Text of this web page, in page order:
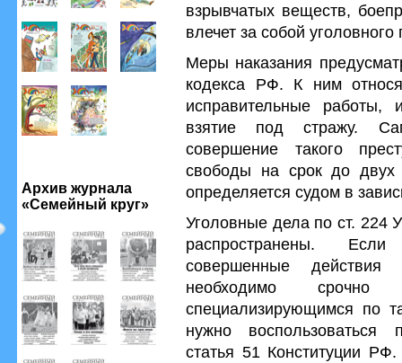
Архив журнала
«Семейный круг»
взрывчатых веществ,
влечет за собой
Меры наказания
кодекса РФ. К ним
исправительные
взятие под стражу.
совершение такого
свободы на срок до двух
определяется судом в
Уголовные дела по ст. 224
распространены. Если
совершенные
необходимо
специализирующимся по
нужно воспользоваться
статья 51 Конституции